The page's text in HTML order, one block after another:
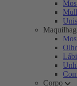
Corpo